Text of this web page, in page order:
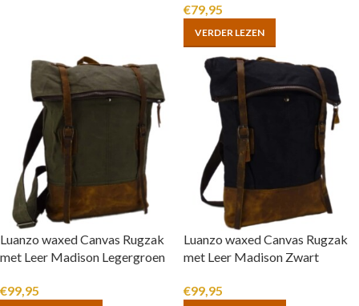
€79,95
VERDER LEZEN
Luanzo waxed Canvas Rugzak
met Leer Madison Legergroen
€99,95
Luanzo waxed Canvas Rugzak
met Leer Madison Zwart
€99,95